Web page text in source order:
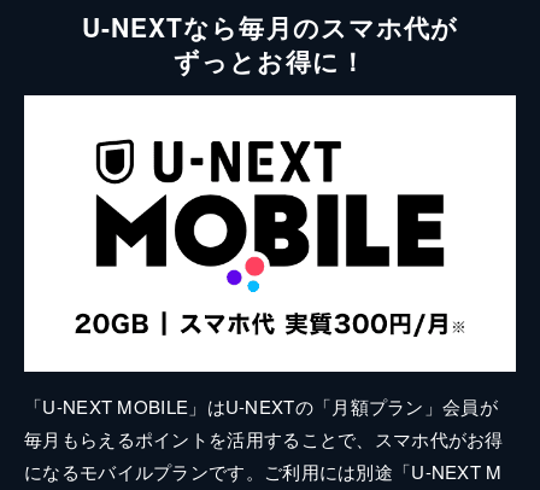
U-NEXTなら毎月のスマホ代が
ずっとお得に！
「U-NEXT MOBILE」はU-NEXTの「月額プラン」会員が
毎月もらえるポイントを活用することで、スマホ代がお得
になるモバイルプランです。ご利用には別途「U-NEXT M